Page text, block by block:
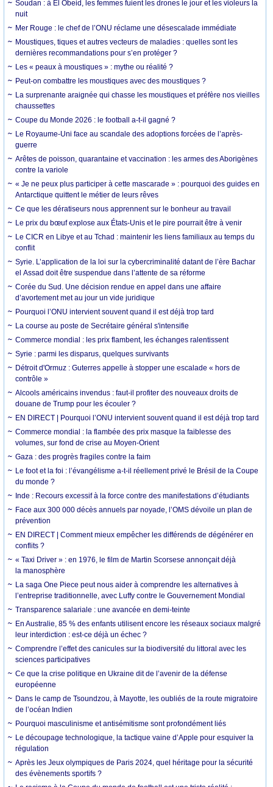
Soudan : à El Obeid, les femmes fuient les drones le jour et les violeurs la
nuit
Mer Rouge : le chef de l’ONU réclame une désescalade immédiate
Moustiques, tiques et autres vecteurs de maladies : quelles sont les
dernières recommandations pour s’en protéger ?
Les « peaux à moustiques » : mythe ou réalité ?
Peut-on combattre les moustiques avec des moustiques ?
La surprenante araignée qui chasse les moustiques et préfère nos vieilles
chaussettes
Coupe du Monde 2026 : le football a-t-il gagné ?
Le Royaume-Uni face au scandale des adoptions forcées de l’après-
guerre
Arêtes de poisson, quarantaine et vaccination : les armes des Aborigènes
contre la variole
« Je ne peux plus participer à cette mascarade » : pourquoi des guides en
Antarctique quittent le métier de leurs rêves
Ce que les dératiseurs nous apprennent sur le bonheur au travail
Le prix du bœuf explose aux États-Unis et le pire pourrait être à venir
Le CICR en Libye et au Tchad : maintenir les liens familiaux au temps du
conflit
Syrie. L’application de la loi sur la cybercriminalité datant de l’ère Bachar
el Assad doit être suspendue dans l’attente de sa réforme
Corée du Sud. Une décision rendue en appel dans une affaire
d’avortement met au jour un vide juridique
Pourquoi l’ONU intervient souvent quand il est déjà trop tard
La course au poste de Secrétaire général s'intensifie
Commerce mondial : les prix flambent, les échanges ralentissent
Syrie : parmi les disparus, quelques survivants
Détroit d'Ormuz : Guterres appelle à stopper une escalade « hors de
contrôle »
Alcools américains invendus : faut-il profiter des nouveaux droits de
douane de Trump pour les écouler ?
EN DIRECT | Pourquoi l’ONU intervient souvent quand il est déjà trop tard
Commerce mondial : la flambée des prix masque la faiblesse des
volumes, sur fond de crise au Moyen-Orient
Gaza : des progrès fragiles contre la faim
Le foot et la foi : l’évangélisme a-t-il réellement privé le Brésil de la Coupe
du monde ?
Inde : Recours excessif à la force contre des manifestations d’étudiants
Face aux 300 000 décès annuels par noyade, l’OMS dévoile un plan de
prévention
EN DIRECT | Comment mieux empêcher les différends de dégénérer en
conflits ?
« Taxi Driver » : en 1976, le film de Martin Scorsese annonçait déjà
la manosphère
La saga One Piece peut nous aider à comprendre les alternatives à
l’entreprise traditionnelle, avec Luffy contre le Gouvernement Mondial
Transparence salariale : une avancée en demi-teinte
En Australie, 85 % des enfants utilisent encore les réseaux sociaux malgré
leur interdiction : est-ce déjà un échec ?
Comprendre l’effet des canicules sur la biodiversité du littoral avec les
sciences participatives
Ce que la crise politique en Ukraine dit de l’avenir de la défense
européenne
Dans le camp de Tsoundzou, à Mayotte, les oubliés de la route migratoire
de l’océan Indien
Pourquoi masculinisme et antisémitisme sont profondément liés
Le découpage technologique, la tactique vaine d’Apple pour esquiver la
régulation
Après les Jeux olympiques de Paris 2024, quel héritage pour la sécurité
des évènements sportifs ?